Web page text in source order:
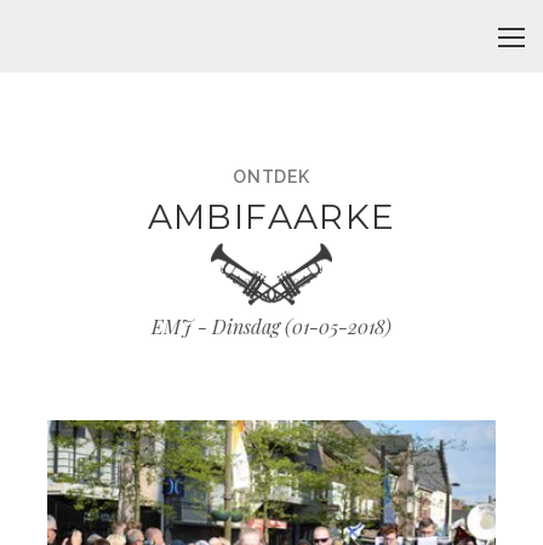
ONTDEK
AMBIFAARKE
EMJ - Dinsdag (01-05-2018)